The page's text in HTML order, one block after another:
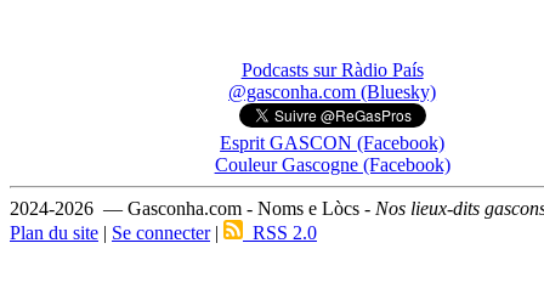
Podcasts sur Ràdio País
@gasconha.com (Bluesky)
Esprit GASCON (Facebook)
Couleur Gascogne (Facebook)
2024-2026 — Gasconha.com - Noms e Lòcs - Nos lieux-dits
Plan du site | Se connecter| RSS 2.0